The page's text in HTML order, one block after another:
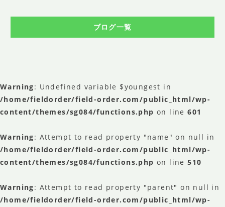
プライバシーポリシーブログ一覧
Warning: Undefined variable $youngest in
/home/fieldorder/field-order.com/public_html/wp-
content/themes/sg084/functions.php on line601
Warning: Attempt to read property "name" on null in
/home/fieldorder/field-order.com/public_html/wp-
content/themes/sg084/functions.php on line510
Warning: Attempt to read property "parent" on null in
/home/fieldorder/field-order.com/public_html/wp-